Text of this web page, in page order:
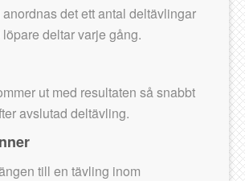
det ett antal deltävlingar
deltar varje gång.
ut med resultaten så snabbt
avslutad deltävling.
till en tävling inom